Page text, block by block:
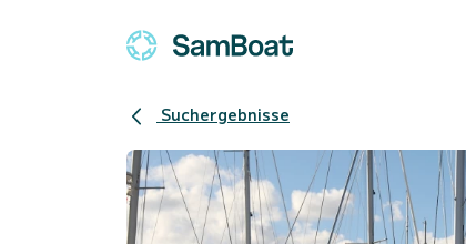
Suchergebnisse